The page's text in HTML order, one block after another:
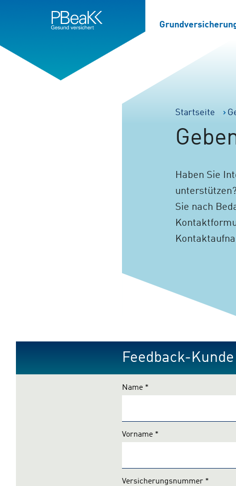
springen
Navigation
springenVerweis
zur
Sie
sind
hier:
Startseite
Haben Sie
Sie nach
Feedback-Kunde
Name *
Vorname *
Versicherungsnummer *